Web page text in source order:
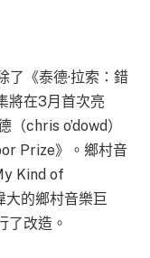
《泰德·拉索：錯
將在3月首次亮
chris o’dowd）
Prize》。鄉村音
Kind of
的鄉村音樂巨
了改造。